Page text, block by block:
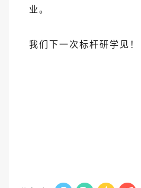
业。
我们下一次标杆研学见！